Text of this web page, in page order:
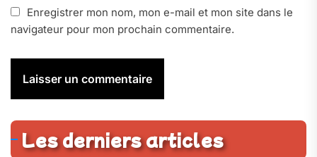
Enregistrer mon nom, mon e-mail et mon site dans le
navigateur pour mon prochain commentaire.
Les derniers articles